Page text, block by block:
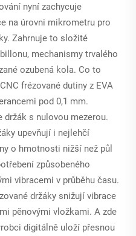
nyní zachycuje
na úrovni mikrometru pro
Zahrnuje to složité
mechanismy trvalého
ozubená kola. Co to
frézované dutiny z EVA
pod 0,1 mm.
držák s nulovou mezerou.
upevňují i nejlehčí
o hmotnosti nižší než půl
způsobeného
vibracemi v průběhu času.
držáky snižují vibrace
pěnovými vložkami. A zde
digitálně uloží přesnou